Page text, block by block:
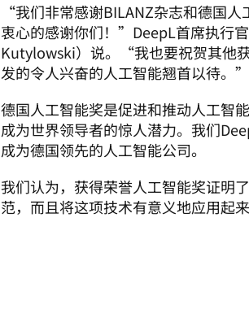
“我们非常感谢BILANZ杂志和德国人
衷心的感谢你们！”DeepL首席执行
Kutylowski）说。“我也要祝贺其他
发的令人兴奋的人工智能翘首以待。”
德国人工智能奖是促进和推动人工智
成为世界领导者的惊人潜力。我们
成为德国领先的人工智能公司。
我们认为，获得荣誉人工智能奖证明
范，而且将这项技术有意义地应用起